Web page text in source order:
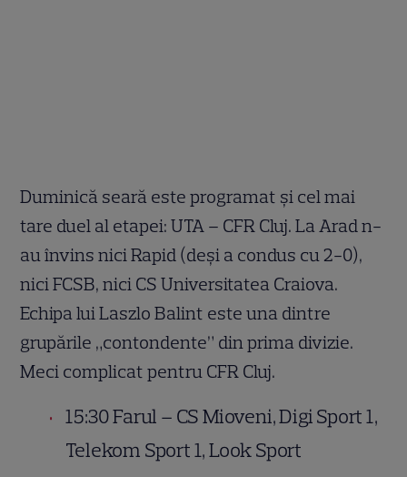
Duminică seară este programat şi cel mai
tare duel al etapei: UTA – CFR Cluj. La Arad n-
au învins nici Rapid (deşi a condus cu 2-0),
nici FCSB, nici CS Universitatea Craiova.
Echipa lui Laszlo Balint este una dintre
grupările „contondente” din prima divizie.
Meci complicat pentru CFR Cluj.
15:30 Farul – CS Mioveni, Digi Sport 1,
Telekom Sport 1, Look Sport